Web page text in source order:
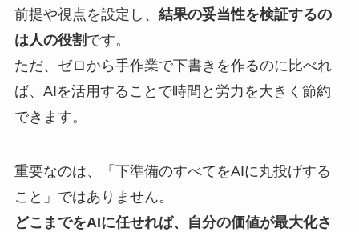
前提や視点を設定し、 結果の妥当性を検証するの
は人の役割 です。
ただ、ゼロから手作業で下書きを作るのに比べれ
ば、AIを活用することで時間と労力を大きく節約
できます。
重要なのは、「下準備のすべてをAIに丸投げする
こと」ではありません。
どこまでをAIに任せれば、自分の価値が最大化さ